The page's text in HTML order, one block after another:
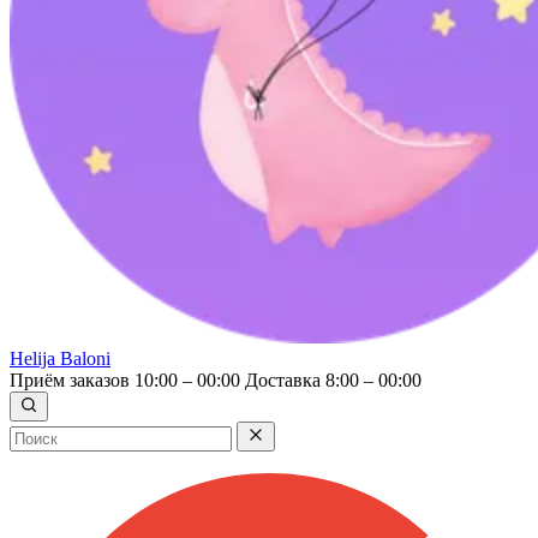
Helija Baloni
Приём заказов 10:00 – 00:00 Доставка 8:00 – 00:00